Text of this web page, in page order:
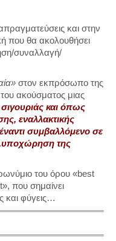
και στην
που θα ακολουθήσει
συναλλαγή/
στον εκπρόσωπο της
του ακούσματος μιας
και όπως
εναλλακτικής
συμβαλλόμενο σε
της
του όρου «best
που σημαίνει
και φύγεις…